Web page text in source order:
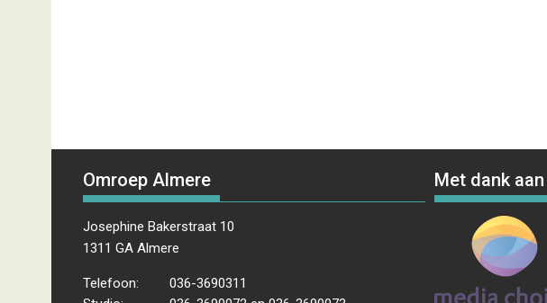
Omroep Almere
Josephine Bakerstraat 10
1311 GA Almere
Telefoon:
036-3690311
Met dank aan